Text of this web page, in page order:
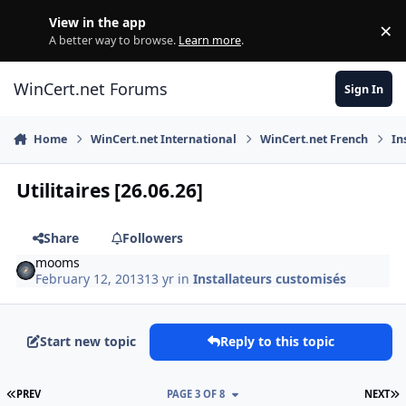
View in the app
A better way to browse. Learn more. ×
WinCert.net Forums Sign In
Home WinCert.net International WinCert.net French
Utilitaires [26.06.26]
Share
Followers
mooms
February 12, 201313 yr inInstallateurs customisés
Start new topic Reply to this topic
FIRST PAGE
PREV NEXT
PAGE 3 OF 8